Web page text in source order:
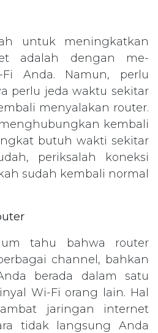
untuk meningkatkan
adalah dengan me-
Anda. Namun, perlu
perlu jeda waktu sekitar
menyalakan router.
kembali
butuh wakti sekitar
periksalah koneksi
sudah kembali normal
tahu bahwa router
channel, bahkan
berada dalam satu
Wi-Fi orang lain. Hal
jaringan internet
tidak langsung Anda